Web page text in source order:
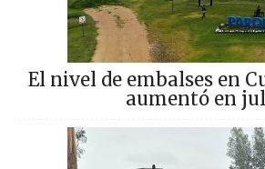
El nivel de embalses en
aumentó en